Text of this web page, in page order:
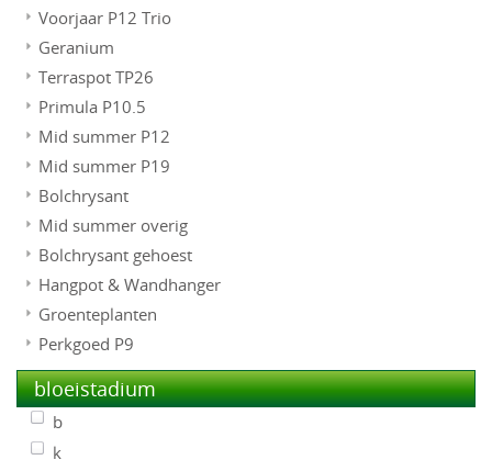
Voorjaar P12 Trio
Geranium
Terraspot TP26
Primula P10.5
Mid summer P12
Mid summer P19
Bolchrysant
Mid summer overig
Bolchrysant gehoest
Hangpot & Wandhanger
Groenteplanten
Perkgoed P9
bloeistadium
b
k